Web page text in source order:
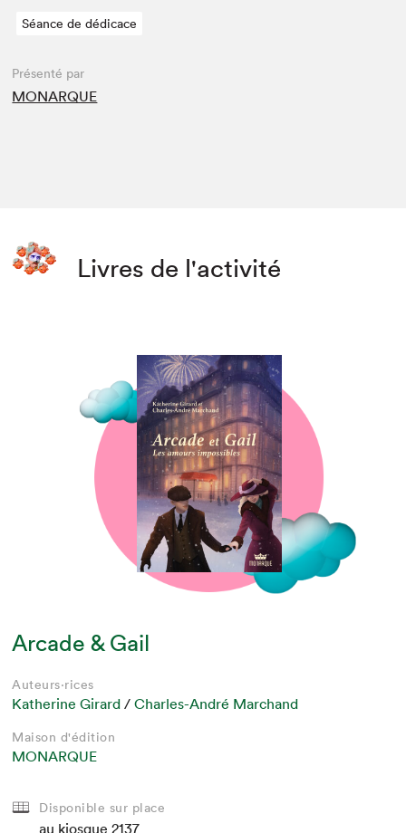
Séance de dédicace
Présenté par
MONARQUE
Livres de l'activité
Arcade & Gail
Auteurs·rices
Katherine Girard /Charles-André Marchand
Maison d'édition
MONARQUE
Disponible sur place
au kiosque 2137